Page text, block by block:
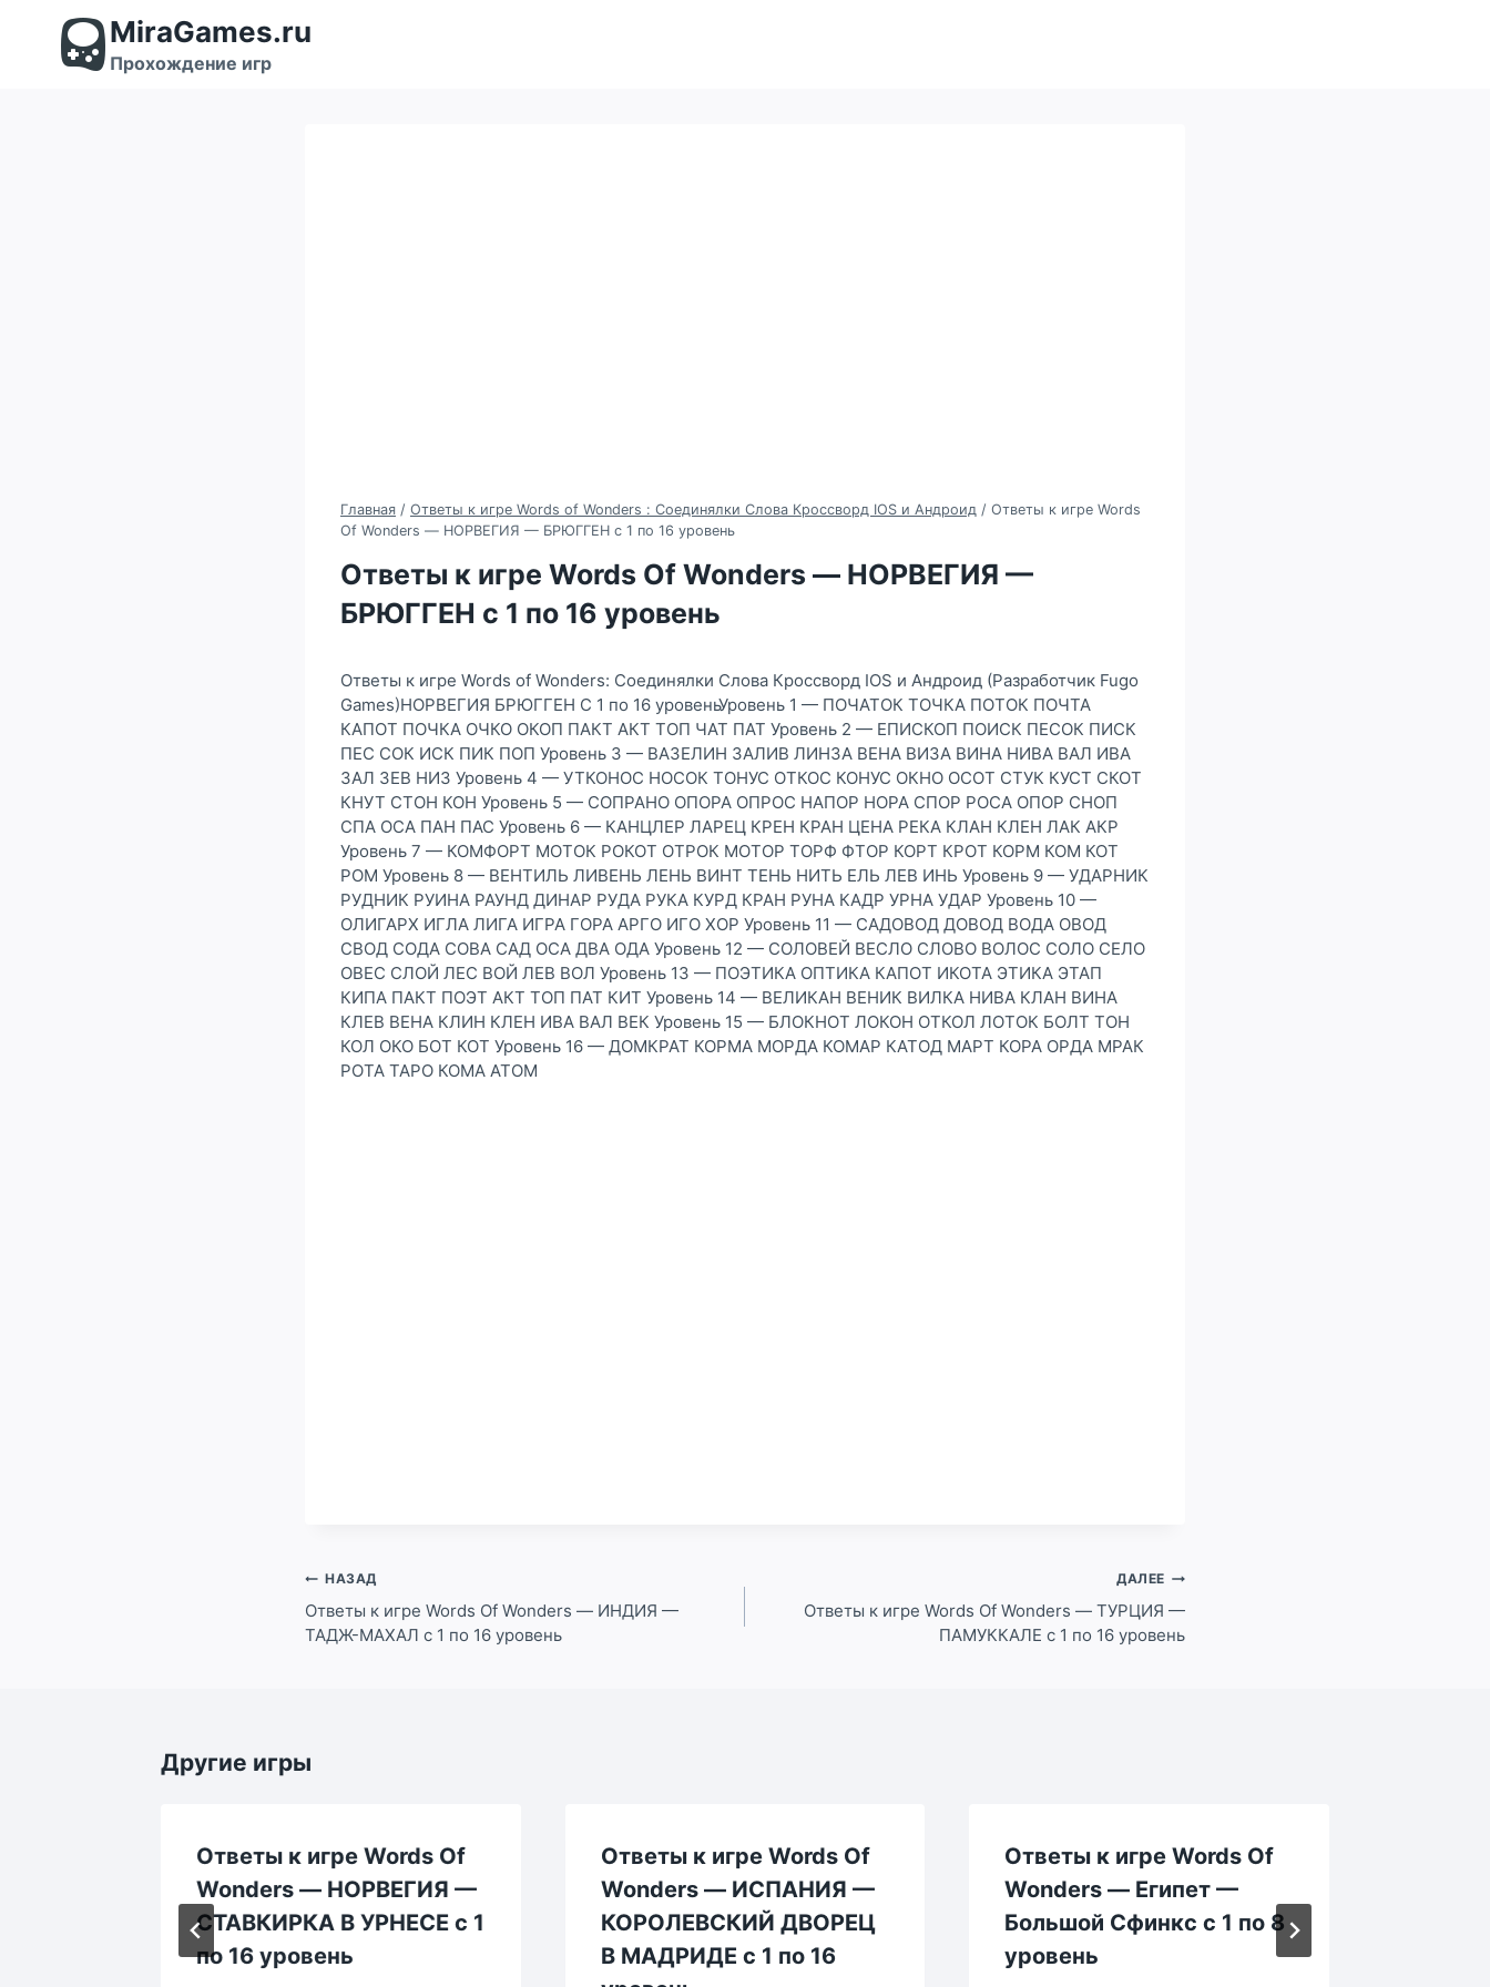
содержимому
MiraGames.ru
Прохождение игр
Главная / Ответы к игре Words of Wonders : Соединялки Слова Кроссворд IOS и Андроид / Ответы к игре Words
Of Wonders — НОРВЕГИЯ — БРЮГГЕН с 1 по 16 уровень
Ответы к игре Words Of Wonders — НОРВЕГИЯ —
БРЮГГЕН с 1 по 16 уровень
Ответы к игре Words of Wonders: Соединялки Слова Кроссворд IOS и Андроид (Разработчик Fugo
Games)НОРВЕГИЯ БРЮГГЕН С 1 по 16 уровеньУровень 1 — ПОЧАТОК ТОЧКА ПОТОК ПОЧТА
КАПОТ ПОЧКА ОЧКО ОКОП ПАКТ АКТ ТОП ЧАТ ПАТ Уровень 2 — ЕПИСКОП ПОИСК ПЕСОК ПИСК
ПЕС СОК ИСК ПИК ПОП Уровень 3 — ВАЗЕЛИН ЗАЛИВ ЛИНЗА ВЕНА ВИЗА ВИНА НИВА ВАЛ ИВА
ЗАЛ ЗЕВ НИЗ Уровень 4 — УТКОНОС НОСОК ТОНУС ОТКОС КОНУС ОКНО ОСОТ СТУК КУСТ СКОТ
КНУТ СТОН КОН Уровень 5 — СОПРАНО ОПОРА ОПРОС НАПОР НОРА СПОР РОСА ОПОР СНОП
СПА ОСА ПАН ПАС Уровень 6 — КАНЦЛЕР ЛАРЕЦ КРЕН КРАН ЦЕНА РЕКА КЛАН КЛЕН ЛАК АКР
Уровень 7 — КОМФОРТ МОТОК РОКОТ ОТРОК МОТОР ТОРФ ФТОР КОРТ КРОТ КОРМ КОМ КОТ
РОМ Уровень 8 — ВЕНТИЛЬ ЛИВЕНЬ ЛЕНЬ ВИНТ ТЕНЬ НИТЬ ЕЛЬ ЛЕВ ИНЬ Уровень 9 — УДАРНИК
РУДНИК РУИНА РАУНД ДИНАР РУДА РУКА КУРД КРАН РУНА КАДР УРНА УДАР Уровень 10 —
ОЛИГАРХ ИГЛА ЛИГА ИГРА ГОРА АРГО ИГО ХОР Уровень 11 — САДОВОД ДОВОД ВОДА ОВОД
СВОД СОДА СОВА САД ОСА ДВА ОДА Уровень 12 — СОЛОВЕЙ ВЕСЛО СЛОВО ВОЛОС СОЛО СЕЛО
ОВЕС СЛОЙ ЛЕС ВОЙ ЛЕВ ВОЛ Уровень 13 — ПОЭТИКА ОПТИКА КАПОТ ИКОТА ЭТИКА ЭТАП
КИПА ПАКТ ПОЭТ АКТ ТОП ПАТ КИТ Уровень 14 — ВЕЛИКАН ВЕНИК ВИЛКА НИВА КЛАН ВИНА
КЛЕВ ВЕНА КЛИН КЛЕН ИВА ВАЛ ВЕК Уровень 15 — БЛОКНОТ ЛОКОН ОТКОЛ ЛОТОК БОЛТ ТОН
КОЛ ОКО БОТ КОТ Уровень 16 — ДОМКРАТ КОРМА МОРДА КОМАР КАТОД МАРТ КОРА ОРДА МРАК
РОТА ТАРО КОМА АТОМ
Навигация
по
записям
НАЗАД
Ответы к игре Words Of Wonders — ИНДИЯ —
ТАДЖ-МАХАЛ с 1 по 16 уровень
ДАЛЕЕ
Ответы к игре Words Of Wonders — ТУРЦИЯ —
ПАМУККАЛЕ с 1 по 16 уровень
Другие игры
Ответы к игре Words Of
Wonders — НОРВЕГИЯ —
СТАВКИРКА В УРНЕСЕ с 1
по 16 уровень
Ответы к игре Words Of
Wonders — ИСПАНИЯ —
КОРОЛЕВСКИЙ ДВОРЕЦ
В МАДРИДЕ с 1 по 16
Ответы к игре Words Of
Wonders — Египет —
Большой Сфинкс с 1 по 8
уровень